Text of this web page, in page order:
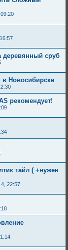
деревянный сруб
Новосибирске
рекомендует!
тайл ( +нужен
22:57